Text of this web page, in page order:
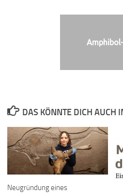
DAS KÖNNTE DICH AUCH
Neugründung eines